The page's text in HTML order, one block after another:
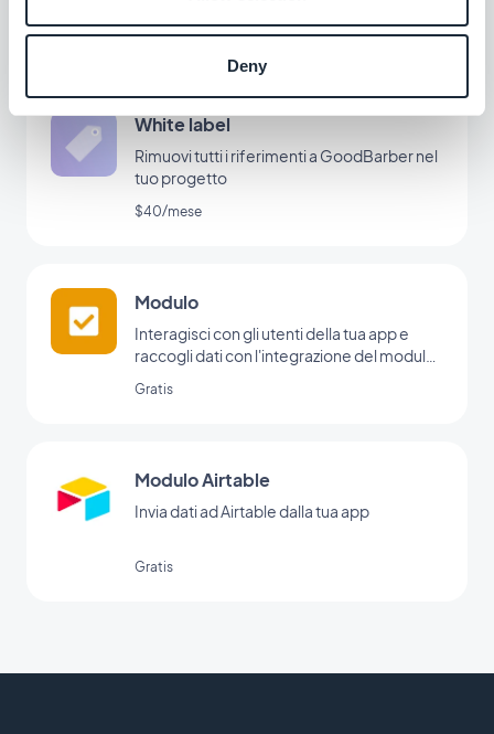
Deny
programmare.
www.make.com per usare questo add-on)
Gratis
White label
Rimuovi tutti i riferimenti a GoodBarber nel
tuo progetto
$40/mese
Modulo
Interagisci con gli utenti della tua app e
raccogli dati con l'integrazione del modulo
Gratis
Modulo Airtable
Invia dati ad Airtable dalla tua app
Gratis